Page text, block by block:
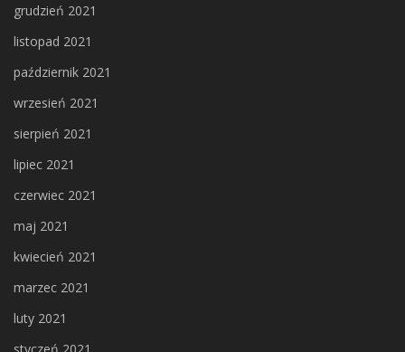
grudzień 2021
listopad 2021
październik 2021
wrzesień 2021
sierpień 2021
lipiec 2021
czerwiec 2021
maj 2021
kwiecień 2021
marzec 2021
luty 2021